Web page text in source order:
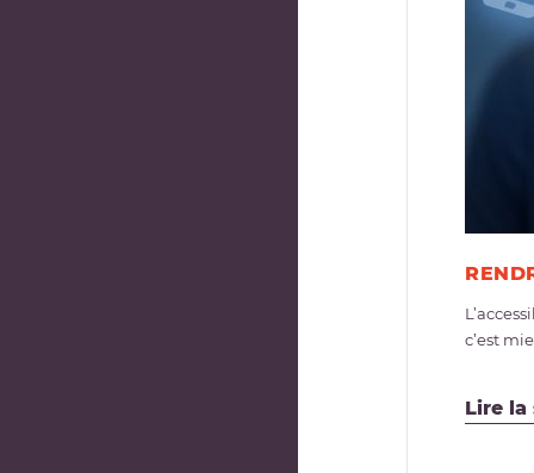
c’est
Lire la